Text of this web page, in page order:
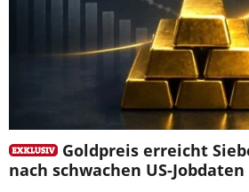
Goldpreis erreicht
nach schwachen US-Jobdaten